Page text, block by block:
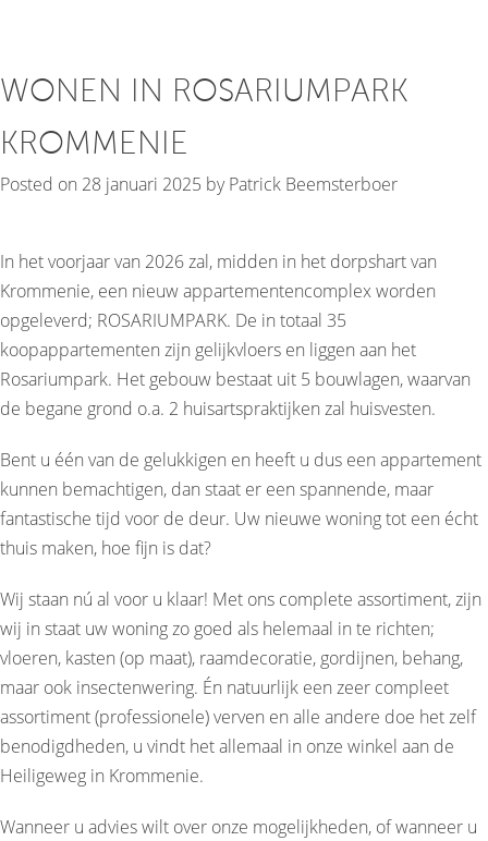
WONEN IN ROSARIUMPARK
KROMMENIE
Posted on 28 januari 2025 byPatrick Beemsterboer
In het voorjaar van 2026 zal, midden in het dorpshart van
Krommenie, een nieuw appartementencomplex worden
opgeleverd; ROSARIUMPARK. De in totaal 35
koopappartementen zijn gelijkvloers en liggen aan het
Rosariumpark. Het gebouw bestaat uit 5 bouwlagen, waarvan
de begane grond o.a. 2 huisartspraktijken zal huisvesten.
Bent u één van de gelukkigen en heeft u dus een appartement
kunnen bemachtigen, dan staat er een spannende, maar
fantastische tijd voor de deur. Uw nieuwe woning tot een écht
thuis maken, hoe fijn is dat?
Wij staan nú al voor u klaar! Met ons complete assortiment, zijn
wij in staat uw woning zo goed als helemaal in te richten;
vloeren, kasten (op maat), raamdecoratie, gordijnen, behang,
maar ook insectenwering. Én natuurlijk een zeer compleet
assortiment (professionele) verven en alle andere doe het zelf
benodigdheden, u vindt het allemaal in onze winkel aan de
Heiligeweg in Krommenie.
Wanneer u advies wilt over onze mogelijkheden, of wanneer u